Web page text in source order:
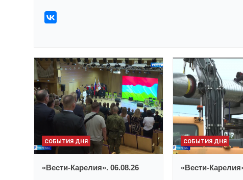
СОБЫТИЯ ДНЯ
«Вести-Карелия». 06.08.26
СОБЫТИЯ ДНЯ
«Вести-